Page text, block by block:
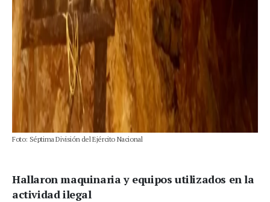
Foto: Séptima División del Ejército Nacional
Hallaron maquinaria y equipos utilizados en la
actividad ilegal